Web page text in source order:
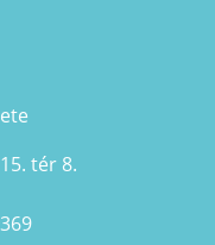
tér 8.